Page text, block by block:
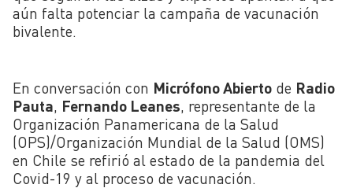
aún falta potenciar la campaña de vacunación
bivalente.
En conversación con Micrófono Abierto de Radio
Pauta, Fernando Leanes, representante de la
Organización Panamericana de la Salud
(OPS)/Organización Mundial de la Salud (OMS)
en Chile se refirió al estado de la pandemia del
Covid-19 y al proceso de vacunación.